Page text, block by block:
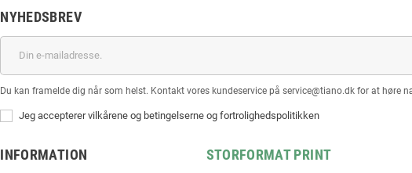
NYHEDSBREV
Du kan framelde dig når som helst. Kontakt vores kundeservice på service@tiano.dk for at høre
Jeg accepterer vilkårene og betingelserne og fortrolighedspolitikken
INFORMATION STORFORMAT PRINT